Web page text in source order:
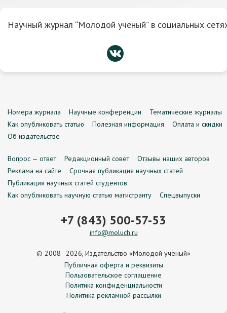
Научный журнал “Молодой ученый” в социальных
Номера журнала Научные конференции
Тематические журналы
Как опубликовать статью
Полезная информация
Оплата и скидки
Об издательстве
Вопрос — ответ Редакционный совет
Отзывы наших авторов
Реклама на сайте
Срочная публикация научных статей
Публикация научных статей студентов
Как опубликовать научную статью магистранту
Спецвыпуски
+7 (843) 500-57-53
info@moluch.ru
© 2008–2026, Издательство «Молодой учёный»
Публичная оферта и реквизиты
Пользовательское соглашение
Политика конфиденциальности
Политика рекламной рассылки